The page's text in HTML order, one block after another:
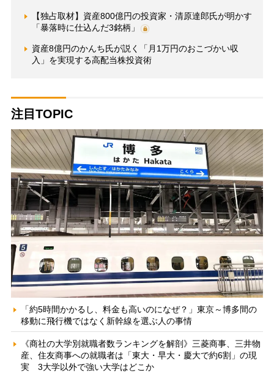
【独占取材】資産800億円の投資家・清原達郎氏が明かす
「暴落時に仕込んだ3銘柄」
資産8億円のかんち氏が説く「月1万円のおこづかい収
入」を実現する高配当株投資術
注目TOPIC
「約5時間かかるし、料金も高いのになぜ？」東京～博多間の
移動に飛行機ではなく新幹線を選ぶ人の事情
《商社の大学別就職者数ランキングを解剖》三菱商事、三井物
産、住友商事への就職者は「東大・早大・慶大で約6割」の現
実 3大学以外で強い大学はどこか